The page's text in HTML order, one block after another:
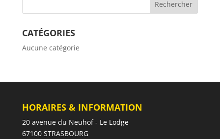
CATÉGORIES
Aucune catégorie
HORAIRES & INFORMATION
20 avenue du Neuhof - Le Lodge
67100 STRASBOURG